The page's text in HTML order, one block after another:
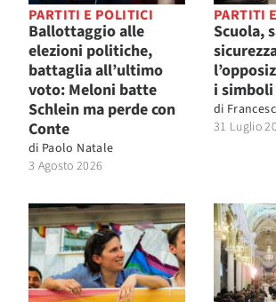
PARTITI E POLITICI
Ballottaggio alle
elezioni politiche,
battaglia all’ultimo
voto: Meloni batte
Schlein ma perde con
Conte
di Paolo Natale
3 Agosto 2026
PARTITI
Scuola,
i simboli
di
31 Luglio